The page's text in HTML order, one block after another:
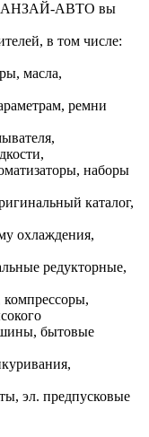
БАНЗАЙ-АВТО вы
в том числе:
масла,
ремни
наборы
каталог,
охлаждения,
редукторные,
бытовые
эл. предпусковые